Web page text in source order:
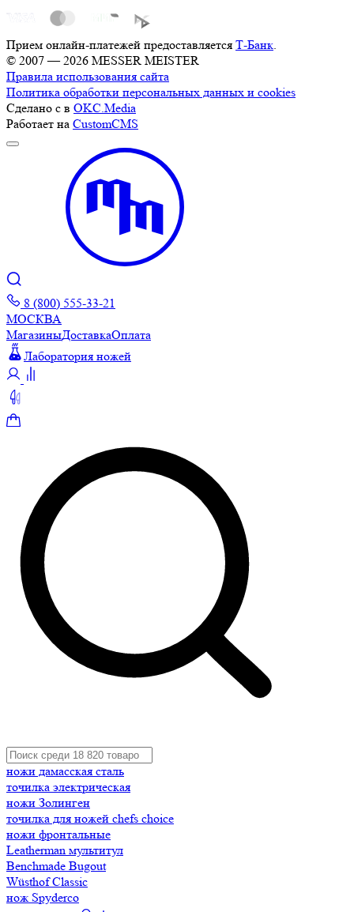
Прием онлайн-платежей предоставляется Т-Банк
© 2007 — 2026 MESSER MEISTER
Правила использования сайта
Политика обработки персональных данных и cookies
Сделано с в OKC.Media
Работает на CustomCMS
8 (800) 555-33-21
МОСКВА
МагазиныДоставкаОплата
Лаборатория ножей
ножи дамасская сталь
точилка электрическая
ножи Золинген
точилка для ножей chefs choice
ножи фронтальные
Leatherman мультитул
Benchmade Bugout
Wüsthof Classic
нож Spyderco